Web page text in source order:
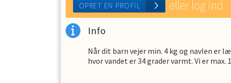
eller log ind
Info
Når dit barn vejer min. 4 kg og navlen er
hvor vandet er 34 grader varmt. Vi er max.